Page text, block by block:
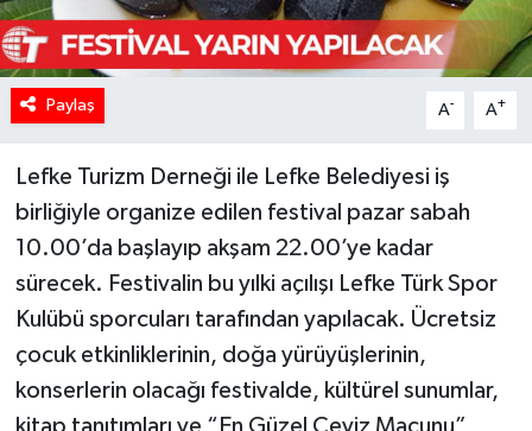
Paylaş A- A+
Lefke Turizm Derneği ile Lefke Belediyesi iş
birliğiyle organize edilen festival pazar sabah
10.00’da başlayıp akşam 22.00’ye kadar
sürecek. Festivalin bu yılki açılışı Lefke Türk Spor
Kulübü sporcuları tarafından yapılacak. Ücretsiz
çocuk etkinliklerinin, doğa yürüyüşlerinin,
konserlerin olacağı festivalde, kültürel sunumlar,
kitap tanıtımları ve “En Güzel Ceviz Macunu”